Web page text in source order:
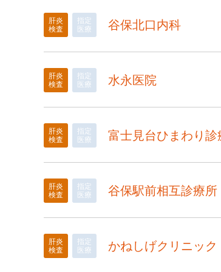
肝炎
検査
指定
医療
谷保北口内科
肝炎
検査
指定
医療
水永医院
肝炎
検査
指定
医療
富士見台ひまわり診
肝炎
検査
指定
医療
谷保駅前相互診療所
肝炎
検査
指定
医療
かねしげクリニック